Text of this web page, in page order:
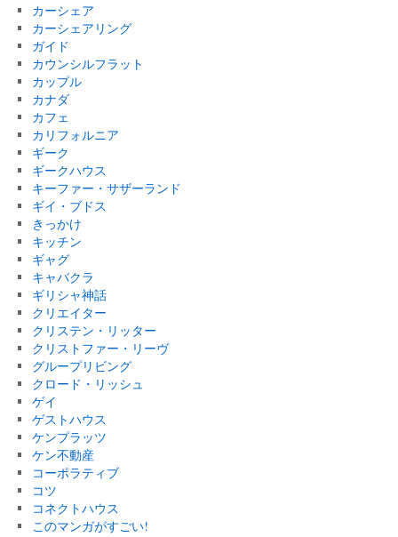
カーシェア
カーシェアリング
ガイド
カウンシルフラット
カップル
カナダ
カフェ
カリフォルニア
ギーク
ギークハウス
キーファー・サザーランド
ギイ・ブドス
きっかけ
キッチン
ギャグ
キャバクラ
ギリシャ神話
クリエイター
クリステン・リッター
クリストファー・リーヴ
グループリビング
クロード・リッシュ
ゲイ
ゲストハウス
ケンプラッツ
ケン不動産
コーポラティブ
コツ
コネクトハウス
このマンガがすごい!